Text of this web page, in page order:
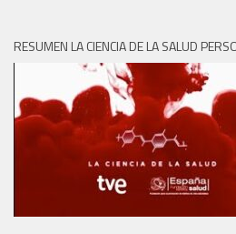
RESUMEN LA CIENCIA DE LA SALUD